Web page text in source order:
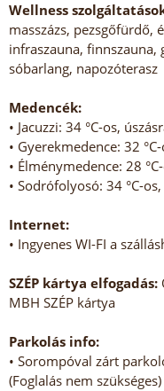
Wellness
masszázs, pezsgőfürdő,
infraszauna, finnszauna,
sóbarlang, napozóterasz
Medencék:
• Jacuzzi: 34 °C-os,
• Gyerekmedence: 32
• Élménymedence: 28
• Sodrófolyosó: 34 °C-
Internet:
• Ingyenes WI-FI a
SZÉP kártya elfogadás:
MBH SZÉP kártya
Parkolás info:
• Sorompóval zárt
(Foglalás nem szükséges)